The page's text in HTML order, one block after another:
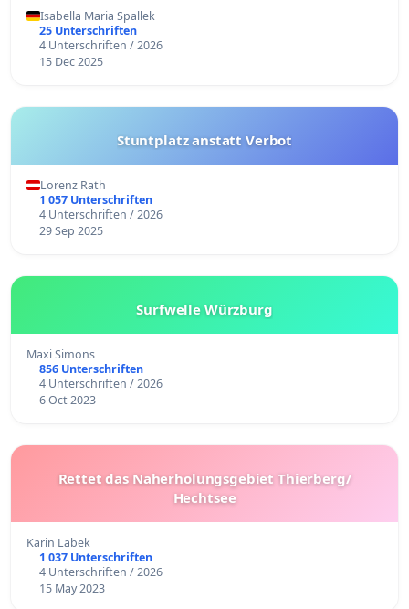
Isabella Maria Spallek
25 Unterschriften
4 Unterschriften / 2026
15 Dec 2025
Stuntplatz anstatt Verbot
Lorenz Rath
1 057 Unterschriften
4 Unterschriften / 2026
29 Sep 2025
Surfwelle Würzburg
Maxi Simons
856 Unterschriften
4 Unterschriften / 2026
6 Oct 2023
Rettet das Naherholungsgebiet Thierberg/
Hechtsee
Karin Labek
1 037 Unterschriften
4 Unterschriften / 2026
15 May 2023